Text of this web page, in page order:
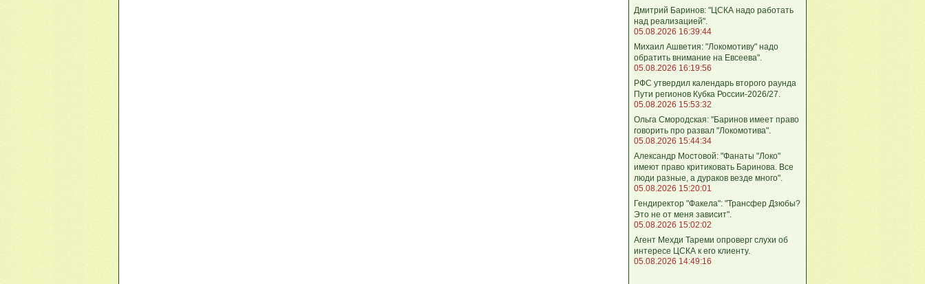
Дмитрий Баринов: "ЦСКА надо работать
над реализацией".
05.08.2026 16:39:44
Михаил Ашветия: "Локомотиву" надо
обратить внимание на Евсеева".
05.08.2026 16:19:56
РФС утвердил календарь второго раунда
Пути регионов Кубка России-2026/27.
05.08.2026 15:53:32
Ольга Смородская: "Баринов имеет право
говорить про развал "Локомотива".
05.08.2026 15:44:34
Александр Мостовой: "Фанаты "Локо"
имеют право критиковать Баринова. Все
люди разные, а дураков везде много".
05.08.2026 15:20:01
Гендиректор "Факела": "Трансфер Дзюбы?
Это не от меня зависит".
05.08.2026 15:02:02
Агент Мехди Тареми опроверг слухи об
интересе ЦСКА к его клиенту.
05.08.2026 14:49:16